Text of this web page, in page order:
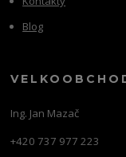
Blog
Ing. Jan Mazač
+420 737 977 223